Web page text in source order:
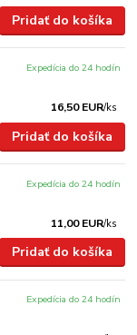
Pridať do košíka
16,50 EUR/ks
Expedícia do 24 hodín
Pridať do košíka
11,00 EUR/ks
Expedícia do 24 hodín
Pridať do košíka
Expedícia do 24 hodín